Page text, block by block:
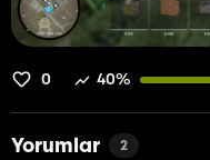
0 40%
Yorumlar 2